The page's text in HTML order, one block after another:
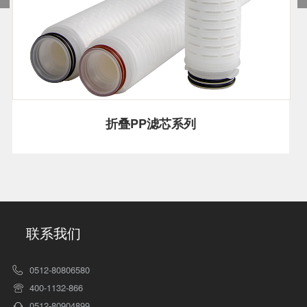
折叠PP滤芯系列
联系我们
0512-80806580
400-1132-866